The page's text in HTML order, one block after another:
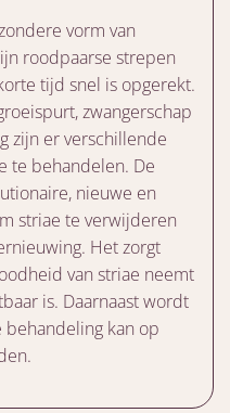
vorm van
roodpaarse strepen
tijd snel is opgerekt.
zwangerschap
zijn er verschillende
te behandelen. De
nieuwe en
striae te verwijderen
Het zorgt
van striae neemt
is. Daarnaast wordt
behandeling kan op